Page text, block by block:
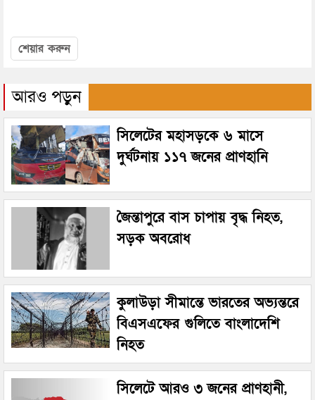
শেয়ার করুন
আরও পড়ুন
সিলেটের মহাসড়কে ৬ মাসে
দুর্ঘটনায় ১১৭ জনের প্রাণহানি
জৈন্তাপুরে বাস চাপায় বৃদ্ধ নিহত,
সড়ক অবরোধ
কুলাউড়া সীমান্তে ভারতের অভ্যন্তরে
বিএসএফের গুলিতে বাংলাদেশি
নিহত
সিলেটে আরও ৩ জনের প্রাণহানী,